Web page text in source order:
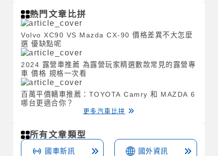
熱門文章比拼
Volvo XC90 VS Mazda CX-90 價格差異不大怎麼
選 優缺點呢
2024 露營車推薦 為露營玩家精選數款常見的露營專
車 價格 規格一次看
百萬平價轎車推薦：TOYOTA Camry 和 MAZDA 6
哪台更適合你？
更多汽車比拼
所有文章類型
國車新訊 國外資訊